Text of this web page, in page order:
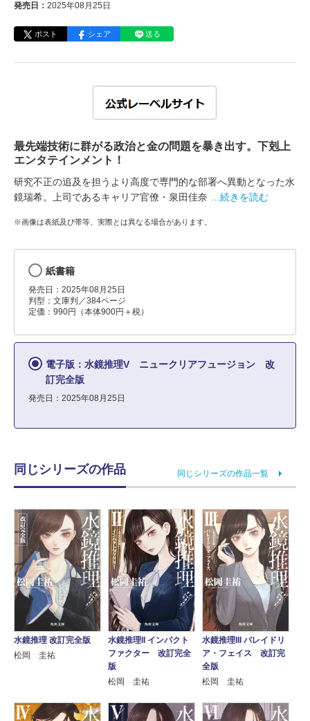
発売日： 2025年08月25日
ポスト シェア 送る
最先端技術に群がる政治と金の問題を暴き出す。下剋上
エンタテインメント！
研究不正の追及を担うより高度で専門的な部署へ異動となった水
鏡瑞希。上司であるキャリア官僚・泉田佳奈
…続きを読む
※画像は表紙及び帯等、実際とは異なる場合があります。
紙書籍
発売日：2025年08月25日
判型：文庫判／384ページ
定価：990円（本体900円＋税）
電子版：水鏡推理V ニュークリアフュージョン 改
訂完全版
発売日：2025年08月25日
同じシリーズの作品 同じシリーズの作品一覧
水鏡推理 改訂完全版
松岡 圭祐
水鏡推理II インパクト
ファクター 改訂完全
版
松岡 圭祐
水鏡推理III パレイドリ
ア・フェイス 改訂完
全版
松岡 圭祐